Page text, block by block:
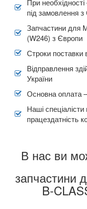
При
під замовлення
Запчастини для
(W246) з Європи
Строки поставки
Відправлення
України
Основна оплата
Наші спеціалісти
працездатність
В нас ви
запчастини
B-